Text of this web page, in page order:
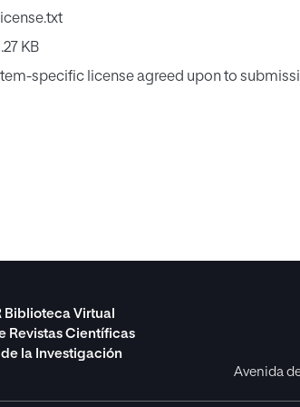
license.txt
KB
Item-specific license agreed upon to
Biblioteca Virtual
Revistas Científicas
de la Investigación
Avenida